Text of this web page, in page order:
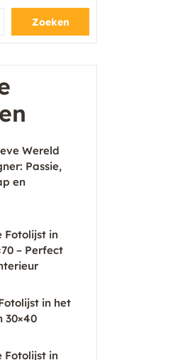
Zoeken
Wereld
Passie,
en
Fotolijst in
– Perfect
in het
30×40
Fotolijst in